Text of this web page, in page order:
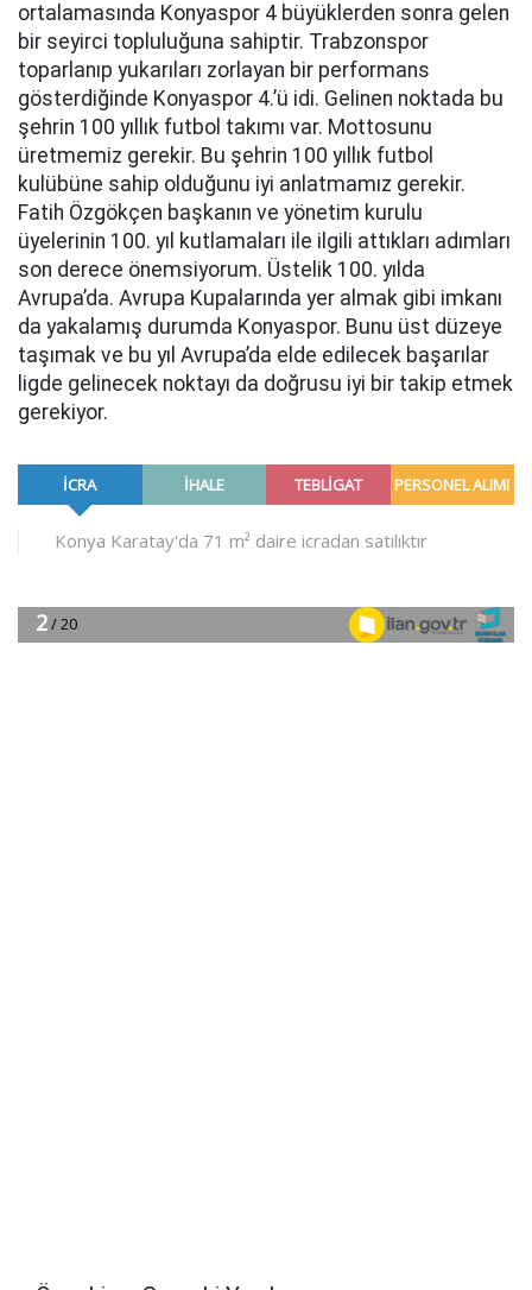
ortalamasında Konyaspor 4 büyüklerden sonra gelen
bir seyirci topluluğuna sahiptir. Trabzonspor
toparlanıp yukarıları zorlayan bir performans
gösterdiğinde Konyaspor 4.’ü idi. Gelinen noktada bu
şehrin 100 yıllık futbol takımı var. Mottosunu
üretmemiz gerekir. Bu şehrin 100 yıllık futbol
kulübüne sahip olduğunu iyi anlatmamız gerekir.
Fatih Özgökçen başkanın ve yönetim kurulu
üyelerinin 100. yıl kutlamaları ile ilgili attıkları adımları
son derece önemsiyorum. Üstelik 100. yılda
Avrupa’da. Avrupa Kupalarında yer almak gibi imkanı
da yakalamış durumda Konyaspor. Bunu üst düzeye
taşımak ve bu yıl Avrupa’da elde edilecek başarılar
ligde gelinecek noktayı da doğrusu iyi bir takip etmek
gerekiyor.